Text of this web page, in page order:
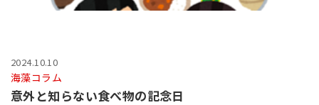
2024.10.10
海藻コラム
意外と知らない食べ物の記念日